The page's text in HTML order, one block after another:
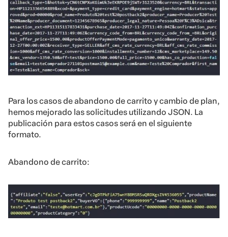
Para los casos de abandono de carrito y cambio de plan,
hemos mejorado lassolicitudes utilizando JSON. La
publicación para estos casos será en el siguiente
formato.
Abandono de carrito: